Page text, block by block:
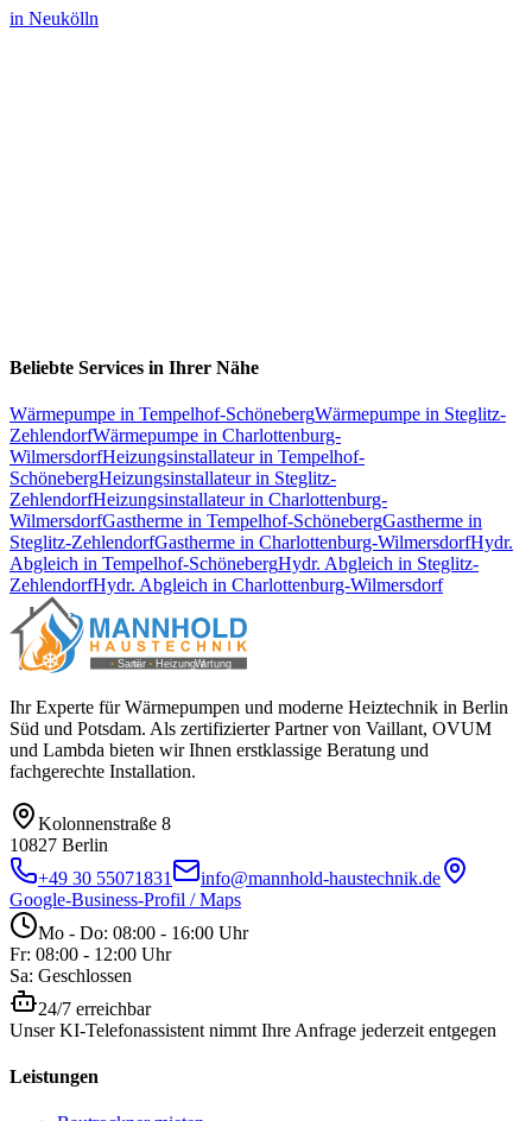
in Neukölln
Beliebte Services in Ihrer Nähe
Wärmepumpe in Tempelhof-SchönebergWärmepumpe in Steglitz-
ZehlendorfWärmepumpe in Charlottenburg-
WilmersdorfHeizungsinstallateurin Tempelhof-
SchönebergHeizungsinstallateurin Steglitz-
ZehlendorfHeizungsinstallateurin Charlottenburg-
WilmersdorfGastherme in Tempelhof-SchönebergGastherme in
Steglitz-ZehlendorfGastherme in Charlottenburg-WilmersdorfHydr.
Abgleich in Tempelhof-SchönebergHydr. Abgleich in Steglitz-
ZehlendorfHydr. Abgleich in Charlottenburg-Wilmersdorf
Ihr Experte für Wärmepumpen und moderne Heiztechnik in Berlin
Süd und Potsdam. Als zertifizierter Partner von Vaillant, OVUM
und Lambda bieten wir Ihnen erstklassige Beratung und
fachgerechte Installation.
Kolonnenstraße 8
10827 Berlin
+49 30 55071831
info@mannhold-haustechnik.de
Google-Business-Profil / Maps
Mo - Do: 08:00 - 16:00 Uhr
Fr: 08:00 - 12:00 Uhr
Sa: Geschlossen
24/7 erreichbar
Unser KI-Telefonassistent nimmt Ihre Anfrage jederzeit entgegen
Leistungen